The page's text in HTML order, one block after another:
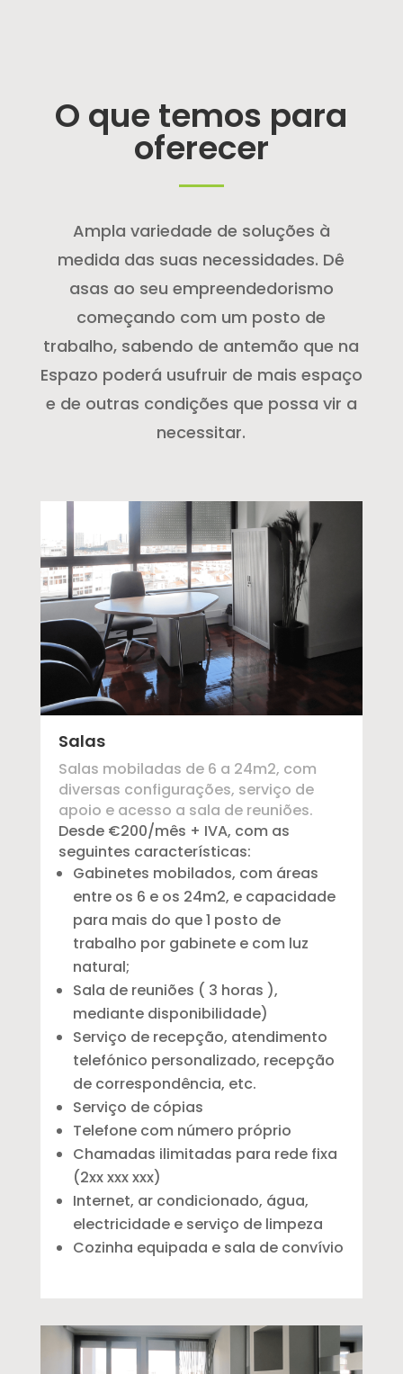
O que temos para
oferecer
Ampla variedade de soluções à
medida das suas necessidades. Dê
asas ao seu empreendedorismo
começando com um posto de
trabalho, sabendo de antemão que na
Espazo poderá usufruir de mais espaço
e de outras condições que possa vir a
necessitar.
Salas
Salas mobiladas de 6 a 24m2, com
diversas configurações, serviço de
apoio e acesso a sala de reuniões.
Desde €200/mês + IVA, com as
seguintes características:
Gabinetes mobilados, com áreas
entre os 6 e os 24m2, e capacidade
para mais do que 1 posto de
trabalho por gabinete e com luz
natural;
Sala de reuniões ( 3 horas ),
mediante disponibilidade)
Serviço de recepção, atendimento
telefónico personalizado, recepção
de correspondência, etc.
Serviço de cópias
Telefone com número próprio
Chamadas ilimitadas para rede fixa
(2xx xxx xxx)
Internet, ar condicionado, água,
electricidade e serviço de limpeza
Cozinha equipada e sala de convívio